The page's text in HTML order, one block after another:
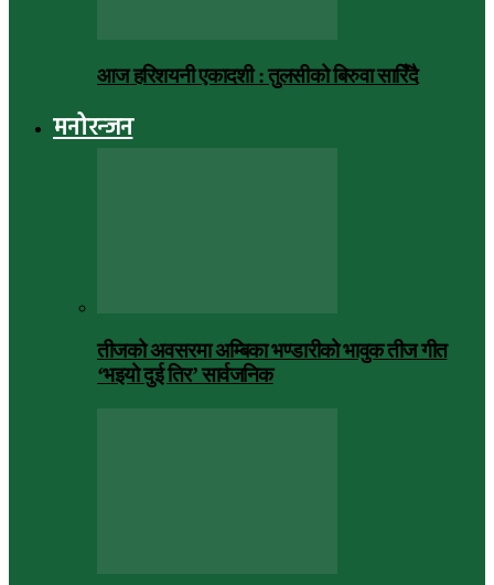
आज हरिशयनी एकादशी : तुलसीको बिरुवा सारिँदै
मनोरन्जन
तीजको अवसरमा अम्बिका भण्डारीको भावुक तीज गीत
‘भइयो दुई तिर’ सार्वजनिक